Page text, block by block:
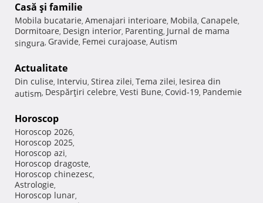
Casă şi familie
Mobila bucatarie, Amenajari interioare, Mobila, Canapele,
Dormitoare, Design interior, Parenting, Jurnal de mama
singura, Gravide, Femei curajoase, Autism
Actualitate
Din culise, Interviu, Stirea zilei, Tema zilei, Iesirea din
autism, Despărţiri celebre, Vesti Bune, Covid-19, Pandemie
Horoscop
Horoscop 2026,
Horoscop 2025,
Horoscop azi,
Horoscop dragoste,
Horoscop chinezesc,
Astrologie,
Horoscop lunar,